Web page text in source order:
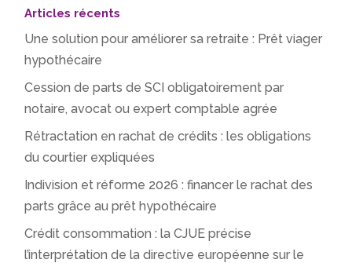
Articles récents
Une solution pour améliorer sa retraite : Prêt viager
hypothécaire
Cession de parts de SCI obligatoirement par
notaire, avocat ou expert comptable agrée
Rétractation en rachat de crédits : les obligations
du courtier expliquées
Indivision et réforme 2026 : financer le rachat des
parts grâce au prêt hypothécaire
Crédit consommation : la CJUE précise
l’interprétation de la directive européenne sur le